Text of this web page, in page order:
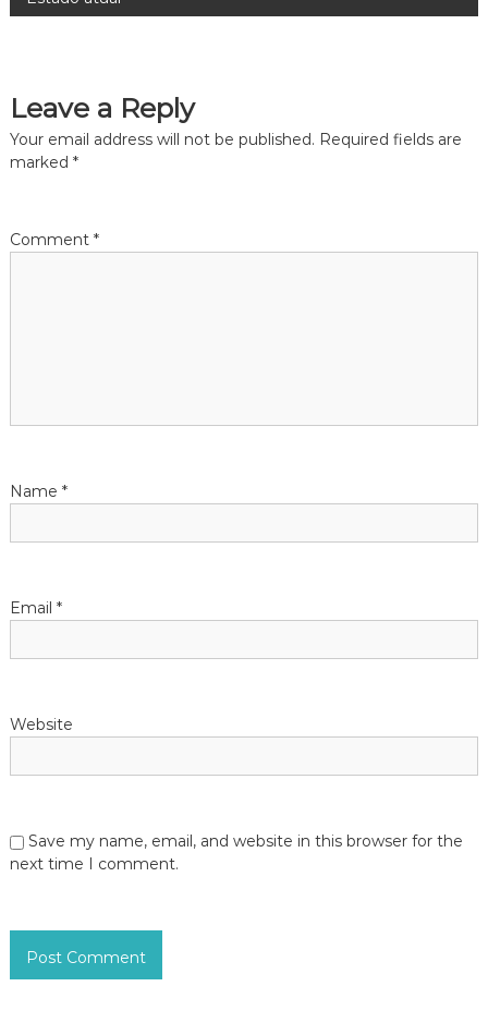
s
n
a
i
o
Leave a Reply
Your email address will not be published. Required fields are
marked *
Comment *
Name *
Email *
Website
Save my name, email, and website in this browser for the
next time I comment.